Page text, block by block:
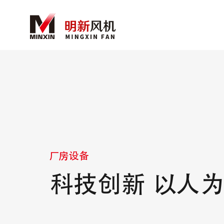
厂房设备
科技创新 以人